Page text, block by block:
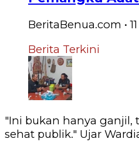
BeritaBenua.com •
Berita Terkini
"Ini bukan hanya ganjil,
sehat publik." Ujar